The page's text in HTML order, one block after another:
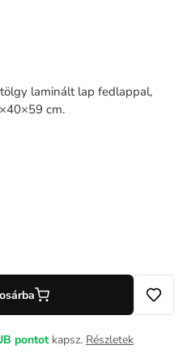
laminált lap fedlappal,
cm.
pontot kapsz. Részletek